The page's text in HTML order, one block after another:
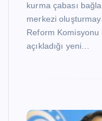
kurma çabası
merkezi
Reform Komisyonu
açıkladığı yeni…